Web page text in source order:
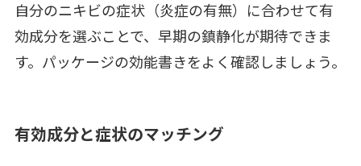
自分のニキビの症状（炎症の有無）に合わせて有
効成分を選ぶことで、早期の鎮静化が期待できま
す。パッケージの効能書きをよく確認しましょう。
有効成分と症状のマッチング